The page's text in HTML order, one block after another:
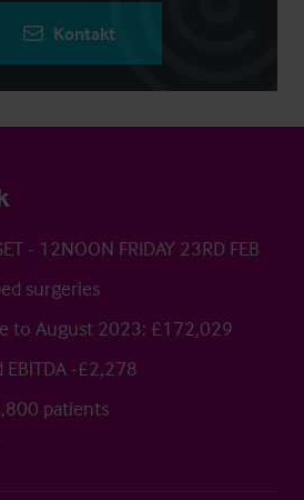
Kontakt
- 12NOON FRIDAY 23RD FEB
surgeries
to August 2023: £172,029
-£2,278
patients